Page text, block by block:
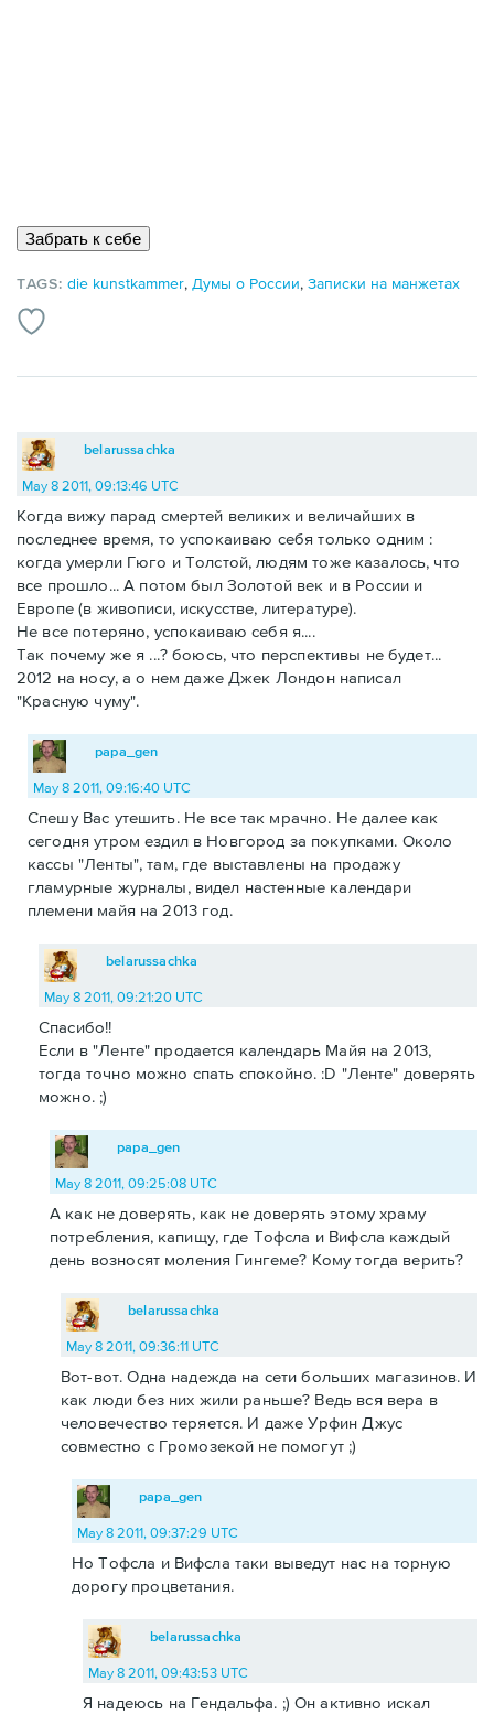
TAGS:die kunstkammer, Думы о России,Записки на манжетах
belarussachka
May 8 2011, 09:13:46 UTC
Когда вижу парад смертей великих и величайших в
последнее время, то успокаиваю себя только одним :
когда умерли Гюго и Толстой, людям тоже казалось, что
все прошло... А потом был Золотой век и в России и
Европе (в живописи, искусстве, литературе).
Не все потеряно, успокаиваю себя я....
Так почему же я ...? боюсь, что перспективы не будет...
2012 на носу, а о нем даже Джек Лондон написал
"Красную чуму".
papa_gen
May 8 2011, 09:16:40 UTC
Спешу Вас утешить. Не все так мрачно. Не далее как
сегодня утром ездил в Новгород за покупками. Около
кассы "Ленты", там, где выставлены на продажу
гламурные журналы, видел настенные календари
племени майя на 2013 год.
belarussachka
May 8 2011, 09:21:20 UTC
Спасибо!!
Если в "Ленте" продается календарь Майя на 2013,
тогда точно можно спать спокойно. :D "Ленте" доверять
можно. ;)
papa_gen
May 8 2011, 09:25:08 UTC
А как не доверять, как не доверять этому храму
потребления, капищу, где Тофсла и Вифсла каждый
день возносят моления Гингеме? Кому тогда верить?
belarussachka
May 8 2011, 09:36:11 UTC
Вот-вот. Одна надежда на сети больших магазинов. И
как люди без них жили раньше? Ведь вся вера в
человечество теряется. И даже Урфин Джус
совместно с Громозекой не помогут ;)
papa_gen
May 8 2011, 09:37:29 UTC
Но Тофсла и Вифсла таки выведут нас на торную
дорогу процветания.
belarussachka
May 8 2011, 09:43:53 UTC
Я надеюсь на Гендальфа. ;) Он активно искал